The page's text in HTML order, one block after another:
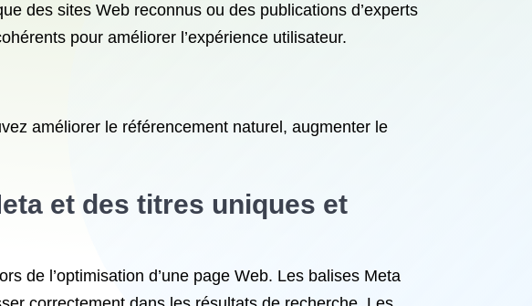
des sites Web reconnus ou des publications d’experts
pour améliorer l’expérience utilisateur.
améliorer le référencement naturel, augmenter le
et des titres uniques et
de l’optimisation d’une page Web. Les balises Meta